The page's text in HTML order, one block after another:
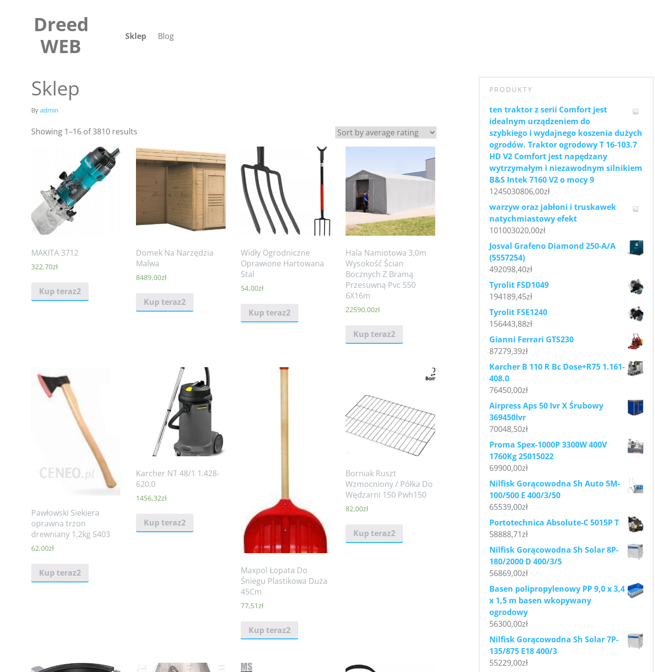
Dreed
WEB
Sklep Blog
Sklep
Byadmin
Showing 1–16 of 3810 results
MAKITA 3712
322,70zł
Kup teraz2
Domek Na Narzędzia
Malwa
8489,00zł
Kup teraz2
Widły Ogrodniczne
Oprawione Hartowana
Stal
54,00zł
Kup teraz2
Hala Namiotowa 3,0m
Wysokość Ścian
Bocznych Z Bramą
Przesuwną Pvc 550
6X16m
22590,00zł
Kup teraz2
Pawłowski Siekiera
oprawna trzon
drewniany 1,2kg S403
62,00zł
Kup teraz2
Karcher NT 48/1 1.428-
620.0
1456,32zł
Kup teraz2
Maxpol Łopata Do
Śniegu Plastikowa Duża
45Cm
77,51zł
Kup teraz2
Borniak Ruszt
Wzmocniony / Półka Do
Wędzarni 150 Pwh150
82,00zł
Kup teraz2
PRODUKTY
ten traktor z serii Comfort jest
idealnym urządzeniem do
szybkiego i wydajnego koszenia dużych
ogrodów. Traktor ogrodowy T 16-103.7
HD V2 Comfort jest napędzany
wytrzymałym i niezawodnym silnikiem
B&S Intek 7160 V2 o mocy 9
1245030806,00zł
warzyw oraz jabłoni i truskawek
natychmiastowy efekt
101003020,00zł
Josval Grafeno Diamond 250-A/A
(5557254)
492098,40zł
Tyrolit FSD1049
194189,45zł
Tyrolit FSE1240
156443,88zł
Gianni Ferrari GTS230
87279,39zł
Karcher B 110 R Bc Dose+R75 1.161-
408.0
76450,00zł
Airpress Aps 50 Ivr X Śrubowy
369450Ivr
70048,50zł
Proma Spex-1000P 3300W 400V
1760Kg 25015022
69900,00zł
Nilfisk Gorącowodna Sh Auto 5M-
100/500 E 400/3/50
65539,00zł
Portotechnica Absolute-C 5015P T
58888,71zł
Nilfisk Gorącowodna Sh Solar 8P-
180/2000 D 400/3/5
56869,00zł
Basen polipropylenowy PP 9,0 x 3,4
x 1,5 m basen wkopywany
ogrodowy
56300,00zł
Nilfisk Gorącowodna Sh Solar 7P-
135/875 E18 400/3
55229,00zł